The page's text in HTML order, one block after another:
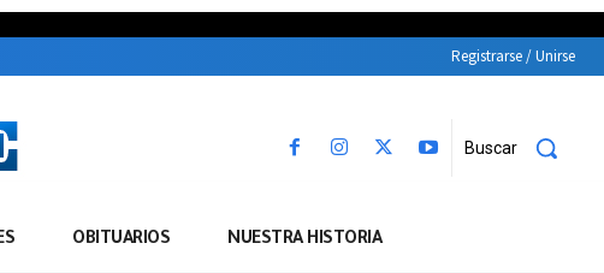
Registrarse / Unirse
Buscar
OBITUARIOS NUESTRA HISTORIA